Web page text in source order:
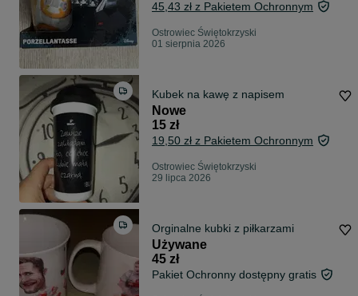
45,43 zł z Pakietem Ochronnym
Ostrowiec Świętokrzyski
01 sierpnia 2026
Kubek na kawę z napisem
Nowe
15 zł
19,50 zł z Pakietem Ochronnym
Ostrowiec Świętokrzyski
29 lipca 2026
Orginalne kubki z piłkarzami
Używane
45 zł
Pakiet Ochronny dostępny gratis